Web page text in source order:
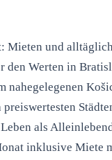
Mieten und
den Werten in
nahegelegenen
preiswertesten
als
inklusive Miete